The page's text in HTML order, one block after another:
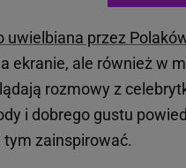
uwielbiana przez
ekranie, ale również w
rozmowy z
i dobrego gustu
tym zainspirować.